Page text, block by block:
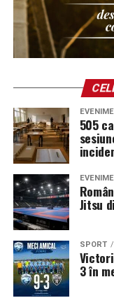
505
Jitsu
SPORT
3 în